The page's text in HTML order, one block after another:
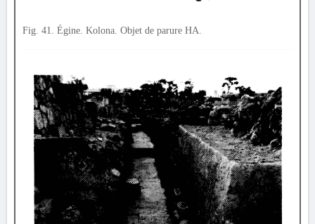
Fig. 41. Égine. Kolona. Objet de parure HA.